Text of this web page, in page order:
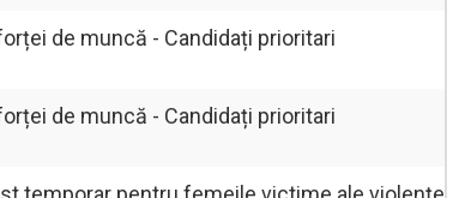
de muncă - Candidați prioritari
de muncă - Candidați prioritari